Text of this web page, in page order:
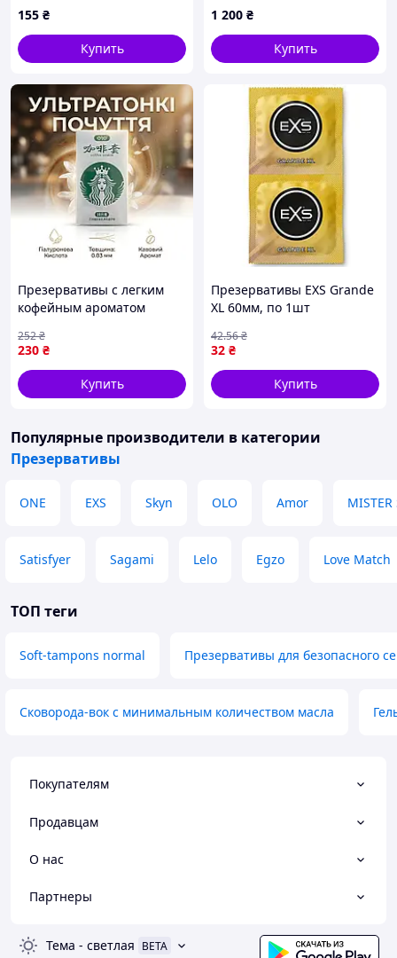
155 ₴
Купить
1 200 ₴
Купить
Презервативы с легким
кофейным ароматом
0,03 мм с гиалуроновой
кислотой 10 шт
230 ₴
252₴
Купить
Презервативы EXS Grande
XL 60мм, по 1шт
32 ₴
42.56₴
Купить
Популярные производители в категории
Презервативы
ONE EXS Skyn OLO Amor MISTER
Satisfyer Sagami Lelo Egzo Love Match
ТОП теги
Soft-tampons normal Презервативы для безопасного
Сковорода-вок с минимальным количеством масла
Покупателям
Продавцам
О нас
Партнеры
Тема - светлая BETA